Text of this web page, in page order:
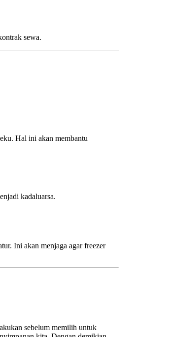
sewa.
Hal ini akan membantu
kadaluarsa.
Ini akan menjaga agar freezer
sebelum memilih untuk